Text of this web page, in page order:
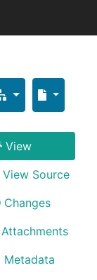
View
View Source
Changes
Attachments
Metadata